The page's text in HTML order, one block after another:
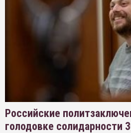
Российские
голодовке солидарности